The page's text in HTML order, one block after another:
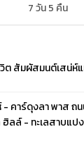
7 วัน 5 คืน
ต สัมผัสมนต์เสน่ห์
- คาร์ดุงลา พาส
ฮิลล์ - ทะเลสาบแ